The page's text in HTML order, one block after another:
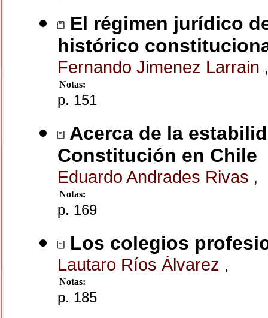
El régimen jurídico
histórico
Fernando Jimenez Larrain ,
Notas:
p. 151
Acerca de la
Constitución en Chile
Eduardo Andrades Rivas ,
Notas:
p. 169
Los colegios
Lautaro Ríos Álvarez ,
Notas:
p. 185